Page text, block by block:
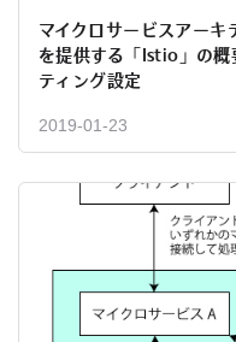
マイクロサービスアーキ
を提供する「Istio」の概
ティング設定
2019-01-23